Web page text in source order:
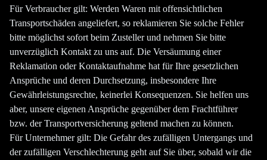
Für Verbraucher gilt: Werden Waren mit offensichtlichen
Transportschäden angeliefert, so reklamieren Sie solche Fehler
bitte möglichst sofort beim Zusteller und nehmen Sie bitte
unverzüglich Kontakt zu uns auf. Die Versäumung einer
Reklamation oder Kontaktaufnahme hat für Ihre gesetzlichen
Ansprüche und deren Durchsetzung, insbesondere Ihre
Gewährleistungsrechte, keinerlei Konsequenzen. Sie helfen uns
aber, unsere eigenen Ansprüche gegenüber dem Frachtführer
bzw. der Transportversicherung geltend machen zu können.
Für Unternehmer gilt: Die Gefahr des zufälligen Untergangs und
der zufälligen Verschlechterung geht auf Sie über, sobald wir die